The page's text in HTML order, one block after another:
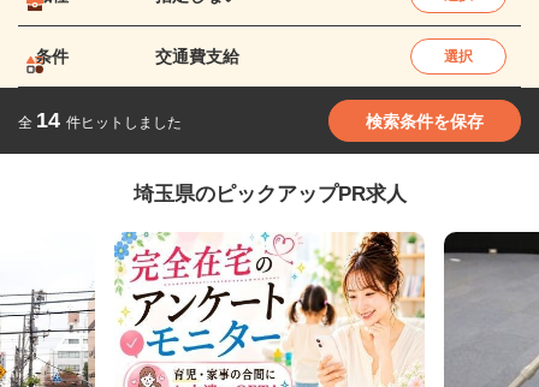
条件 交通費支給 選択
全 14 件ヒットしました 検索条件を保存
埼玉県のピックアップPR求人